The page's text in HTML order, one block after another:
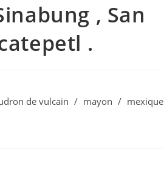
, San
.
de vulcain / mayon / mexique